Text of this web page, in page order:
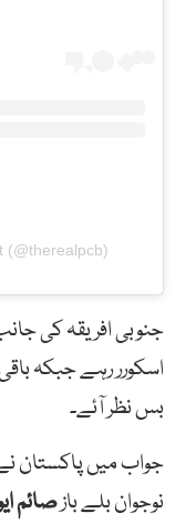
(@therealpcb)
اسکورر رہے جبکہ
بس نظر آئے۔
نوجوان بلے بازصائم